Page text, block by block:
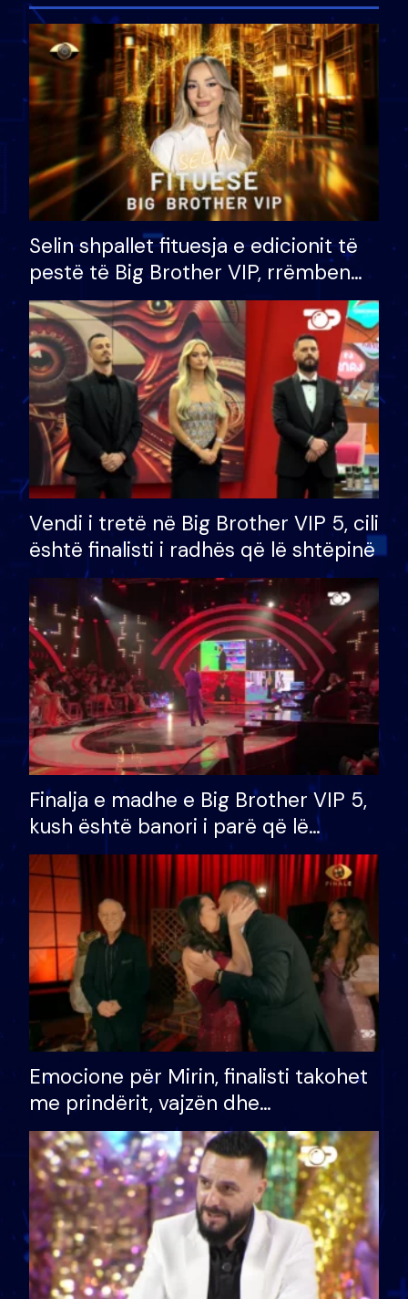
Selin shpallet fituesja e edicionit të
pestë të Big Brother VIP, rrëmben
çmimin e madh prej 100 mijë eurosh
Vendi i tretë në Big Brother VIP 5, cili
është finalisti i radhës që lë shtëpinë
Finalja e madhe e Big Brother VIP 5,
kush është banori i parë që lë
shtëpinë dhe humb mundësinë për
të fituar çmimin e madh
Emocione për Mirin, finalisti takohet
me prindërit, vajzën dhe
bashkëshorten: S’kemi ndonjë letër
divorci apo jo?